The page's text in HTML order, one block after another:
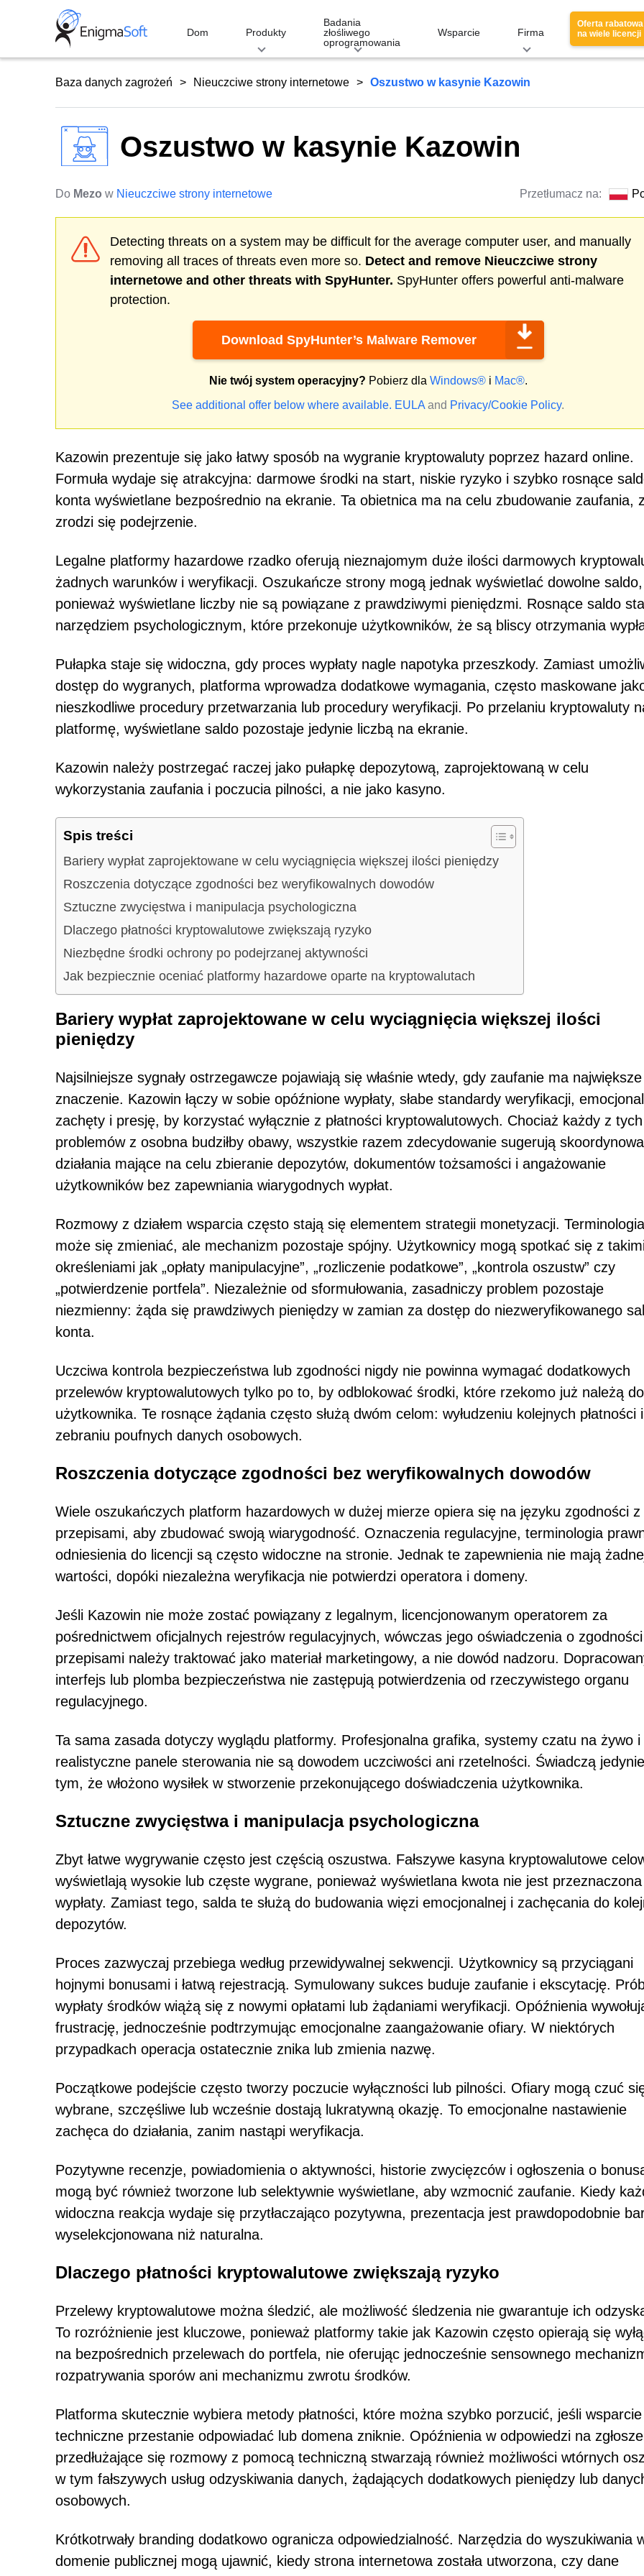
Dom Produkty
Badania
złośliwego
oprogramowania
Wsparcie Firma
Oferta rabatowa
na wiele licencji
Baza danych zagrożeń Nieuczciwe strony internetowe Oszustwo w kasynie Kazowin
Oszustwo w kasynie Kazowin
Do Mezo w Nieuczciwe strony internetowe Przetłumacz na:
Detecting threats on a system may be difficult for the average computer user, and manually
removing all traces of threats even more so. Detect and remove Nieuczciwe strony
internetowe and other threats with SpyHunter. SpyHunter offers powerful anti-malware
protection.
Download SpyHunter’s Malware Remover
Nie twój system operacyjny? Pobierz dla Windows®i Mac®.
See additional offer below where available. EULA and Privacy/Cookie Policy.
Kazowin prezentuje się jako łatwy sposób na wygranie kryptowaluty poprzez hazard online.
Formuła wydaje się atrakcyjna: darmowe środki na start, niskie ryzyko i szybko rosnące
konta wyświetlane bezpośrednio na ekranie. Ta obietnica ma na celu zbudowanie zaufania,
zrodzi się podejrzenie.
Legalne platformy hazardowe rzadko oferują nieznajomym duże ilości darmowych
żadnych warunków i weryfikacji. Oszukańcze strony mogą jednak wyświetlać dowolne saldo,
ponieważ wyświetlane liczby nie są powiązane z prawdziwymi pieniędzmi. Rosnące saldo
narzędziem psychologicznym, które przekonuje użytkowników, że są bliscy otrzymania
Pułapka staje się widoczna, gdy proces wypłaty nagle napotyka przeszkody. Zamiast
dostęp do wygranych, platforma wprowadza dodatkowe wymagania, często maskowane
nieszkodliwe procedury przetwarzania lub procedury weryfikacji. Po przelaniu kryptowaluty
platformę, wyświetlane saldo pozostaje jedynie liczbą na ekranie.
Kazowin należy postrzegać raczej jako pułapkę depozytową, zaprojektowaną w celu
wykorzystania zaufania i poczucia pilności, a nie jako kasyno.
Spis treści
Bariery wypłat zaprojektowane w celu wyciągnięcia większej ilości pieniędzy
Roszczenia dotyczące zgodności bez weryfikowalnych dowodów
Sztuczne zwycięstwa i manipulacja psychologiczna
Dlaczego płatności kryptowalutowe zwiększają ryzyko
Niezbędne środki ochrony po podejrzanej aktywności
Jak bezpiecznie oceniać platformy hazardowe oparte na kryptowalutach
Bariery wypłat zaprojektowane w celu wyciągnięcia większej ilości
pieniędzy
Najsilniejsze sygnały ostrzegawcze pojawiają się właśnie wtedy, gdy zaufanie ma największe
znaczenie. Kazowin łączy w sobie opóźnione wypłaty, słabe standardy weryfikacji,
zachęty i presję, by korzystać wyłącznie z płatności kryptowalutowych. Chociaż każdy z tych
problemów z osobna budziłby obawy, wszystkie razem zdecydowanie sugerują
działania mające na celu zbieranie depozytów, dokumentów tożsamości i angażowanie
użytkowników bez zapewniania wiarygodnych wypłat.
Rozmowy z działem wsparcia często stają się elementem strategii monetyzacji. Terminologia
może się zmieniać, ale mechanizm pozostaje spójny. Użytkownicy mogą spotkać się z
określeniami jak „opłaty manipulacyjne”, „rozliczenie podatkowe”, „kontrola oszustw” czy
„potwierdzenie portfela”. Niezależnie od sformułowania, zasadniczy problem pozostaje
niezmienny: żąda się prawdziwych pieniędzy w zamian za dostęp do niezweryfikowanego
konta.
Uczciwa kontrola bezpieczeństwa lub zgodności nigdy nie powinna wymagać dodatkowych
przelewów kryptowalutowych tylko po to, by odblokować środki, które rzekomo już należą do
użytkownika. Te rosnące żądania często służą dwóm celom: wyłudzeniu kolejnych płatności i
zebraniu poufnych danych osobowych.
Roszczenia dotyczące zgodności bez weryfikowalnych dowodów
Wiele oszukańczych platform hazardowych w dużej mierze opiera się na języku zgodności z
przepisami, aby zbudować swoją wiarygodność. Oznaczenia regulacyjne, terminologia
odniesienia do licencji są często widoczne na stronie. Jednak te zapewnienia nie mają
wartości, dopóki niezależna weryfikacja nie potwierdzi operatora i domeny.
Jeśli Kazowin nie może zostać powiązany z legalnym, licencjonowanym operatorem za
pośrednictwem oficjalnych rejestrów regulacyjnych, wówczas jego oświadczenia o
przepisami należy traktować jako materiał marketingowy, a nie dowód nadzoru.
interfejs lub plomba bezpieczeństwa nie zastępują potwierdzenia od rzeczywistego organu
regulacyjnego.
Ta sama zasada dotyczy wyglądu platformy. Profesjonalna grafika, systemy czatu na żywo i
realistyczne panele sterowania nie są dowodem uczciwości ani rzetelności. Świadczą
tym, że włożono wysiłek w stworzenie przekonującego doświadczenia użytkownika.
Sztuczne zwycięstwa i manipulacja psychologiczna
Zbyt łatwe wygrywanie często jest częścią oszustwa. Fałszywe kasyna kryptowalutowe
wyświetlają wysokie lub częste wygrane, ponieważ wyświetlana kwota nie jest
wypłaty. Zamiast tego, salda te służą do budowania więzi emocjonalnej i zachęcania do
depozytów.
Proces zazwyczaj przebiega według przewidywalnej sekwencji. Użytkownicy są przyciągani
hojnymi bonusami i łatwą rejestracją. Symulowany sukces buduje zaufanie i ekscytację.
wypłaty środków wiążą się z nowymi opłatami lub żądaniami weryfikacji. Opóźnienia
frustrację, jednocześnie podtrzymując emocjonalne zaangażowanie ofiary. W niektórych
przypadkach operacja ostatecznie znika lub zmienia nazwę.
Początkowe podejście często tworzy poczucie wyłączności lub pilności. Ofiary mogą czuć
wybrane, szczęśliwe lub wcześnie dostają lukratywną okazję. To emocjonalne nastawienie
zachęca do działania, zanim nastąpi weryfikacja.
Pozytywne recenzje, powiadomienia o aktywności, historie zwycięzców i ogłoszenia o
mogą być również tworzone lub selektywnie wyświetlane, aby wzmocnić zaufanie. Kiedy
widoczna reakcja wydaje się przytłaczająco pozytywna, prezentacja jest prawdopodobnie
wyselekcjonowana niż naturalna.
Dlaczego płatności kryptowalutowe zwiększają ryzyko
Przelewy kryptowalutowe można śledzić, ale możliwość śledzenia nie gwarantuje ich
To rozróżnienie jest kluczowe, ponieważ platformy takie jak Kazowin często opierają się
na bezpośrednich przelewach do portfela, nie oferując jednocześnie sensownego
rozpatrywania sporów ani mechanizmu zwrotu środków.
Platforma skutecznie wybiera metody płatności, które można szybko porzucić, jeśli wsparcie
techniczne przestanie odpowiadać lub domena zniknie. Opóźnienia w odpowiedzi na
przedłużające się rozmowy z pomocą techniczną stwarzają również możliwości wtórnych
w tym fałszywych usług odzyskiwania danych, żądających dodatkowych pieniędzy lub
osobowych.
Krótkotrwały branding dodatkowo ogranicza odpowiedzialność. Narzędzia do wyszukiwania
domenie publicznej mogą ujawnić, kiedy strona internetowa została utworzona, czy dane